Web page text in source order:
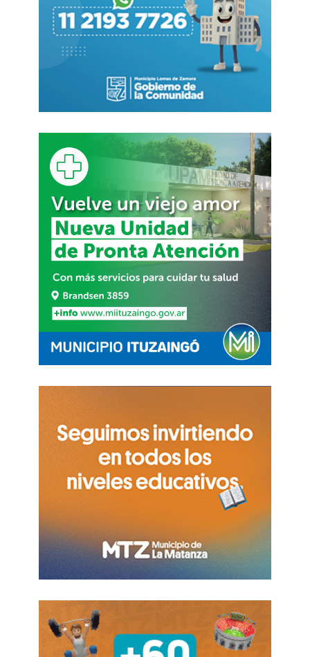
En San Francisco, Córdoba, las trabajadoras
denunciaron que la decisión fue comunicada de
manera informal y sin ofrecer alternativas de
La Bancaria denuncia un plan
de ajuste
Desde elsindicato bancario apuntaron
directamente contra las autoridades del Banco
Hipotecario y denunciaron «despidos
injustificados»y una política de reducción de
estructura que afecta tanto a trabajadores como
a usuarios.
«Estamos frente al cierre sistemático de
sucursales y a una política de achique que
deteriora las condiciones laborales y deja a
trabajo»